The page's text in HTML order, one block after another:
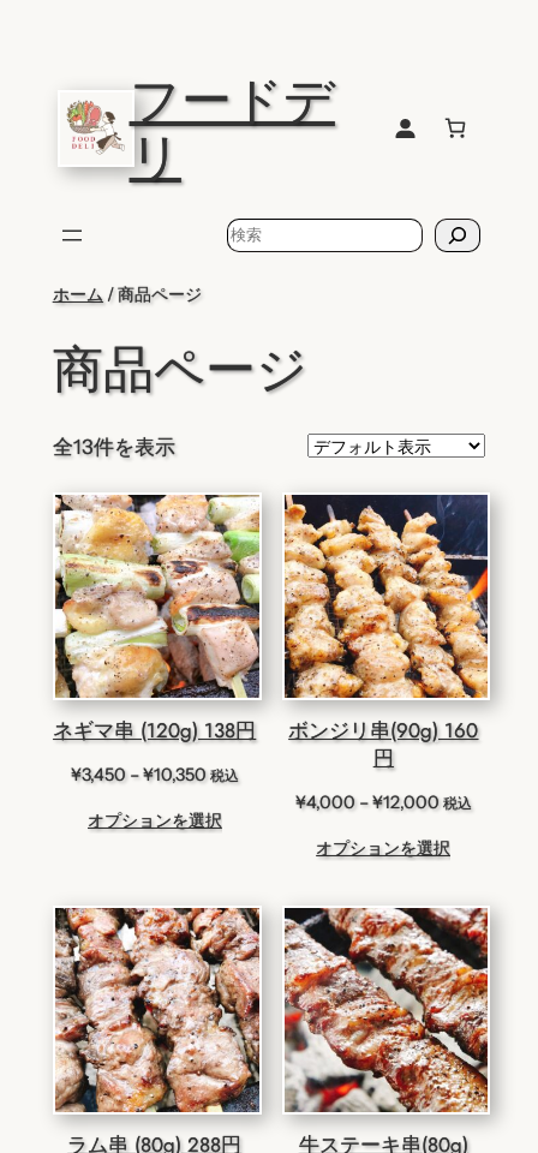
フードデ
リ
検
ホーム/ 商品ページ
商品ページ
全13件を表示
ネギマ串 (120g) 138円
¥3,450 –¥10,350価
帯:
¥10,350
税込
オプションを選択
ボンジリ串(90g) 160
円
¥4,000 –¥12,000価
帯:
–
¥12,000
税込
オプションを選択
ラム串 (80g) 288円
牛ステーキ串(80g)